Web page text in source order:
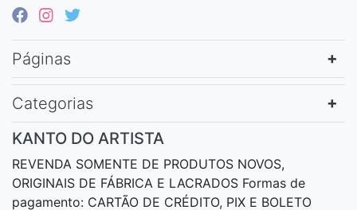
Páginas
Categorias
KANTO DO ARTISTA
REVENDA SOMENTE DE PRODUTOS NOVOS,
ORIGINAIS DE FÁBRICA E LACRADOS Formas de
pagamento: CARTÃO DE CRÉDITO, PIX E BOLETO